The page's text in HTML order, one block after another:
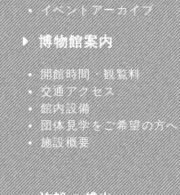
イベントアーカイブ
博物館案内
開館時間・観覧料
交通アクセス
館内設備
団体見学をご希望の方へ
施設概要